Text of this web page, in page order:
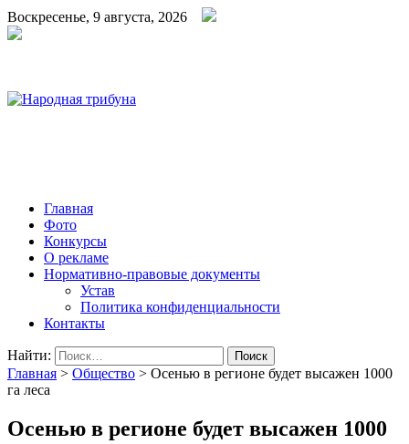
Воскресенье, 9 августа, 2026
Главная
Фото
Конкурсы
О рекламе
Нормативно-правовые документы
Устав
Политика конфиденциальности
Контакты
Найти:
Главная > Общество > Осенью в регионе будет высажен 1000
га леса
Осенью в регионе будет высажен 1000